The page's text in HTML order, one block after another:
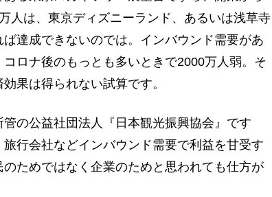
人は、東京ディズニーランド、あるいは浅草寺
達成できないのでは。インバウンド需要があ
ロナ後のもっとも多いときで2000万人弱。そ
果は得られない試算です。
の公益社団法人『日本観光振興協会』です
行会社などインバウンド需要で利益を甘受す
ためではなく企業のためと思われても仕方が